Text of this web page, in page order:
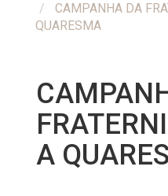
CAMPANHA DA
QUARESMA
A